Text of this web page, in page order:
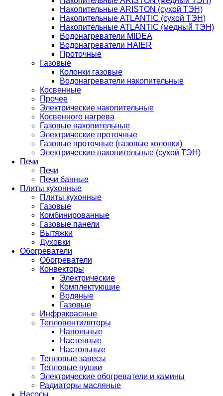
Накопительные ARISTON (сухой ТЭН)
Накопительные ATLANTIC (сухой ТЭН)
Накопительные ATLANTIC (медный ТЭН)
Водонагреватели MIDEA
Водонагреватели HAIER
Проточные
Газовые
Колонки газовые
Водонагреватели накопительные
Косвенные
Прочее
Электрические накопительные
Косвенного нагрева
Газовые накопительные
Электрические проточные
Газовые проточные (газовые колонки)
Электрические накопительные (сухой ТЭН)
Печи
Печи
Печи банные
Плиты кухонные
Плиты кухонные
Газовые
Комбинированные
Газовые панели
Вытяжки
Духовки
Обогреватели
Обогреватели
Конвекторы
Электрические
Комплектующие
Водяные
Газовые
Инфракрасные
Тепловентиляторы
Напольные
Настенные
Настольные
Тепловые завесы
Тепловые пушки
Электрические обогреватели и камины
Радиаторы масляные